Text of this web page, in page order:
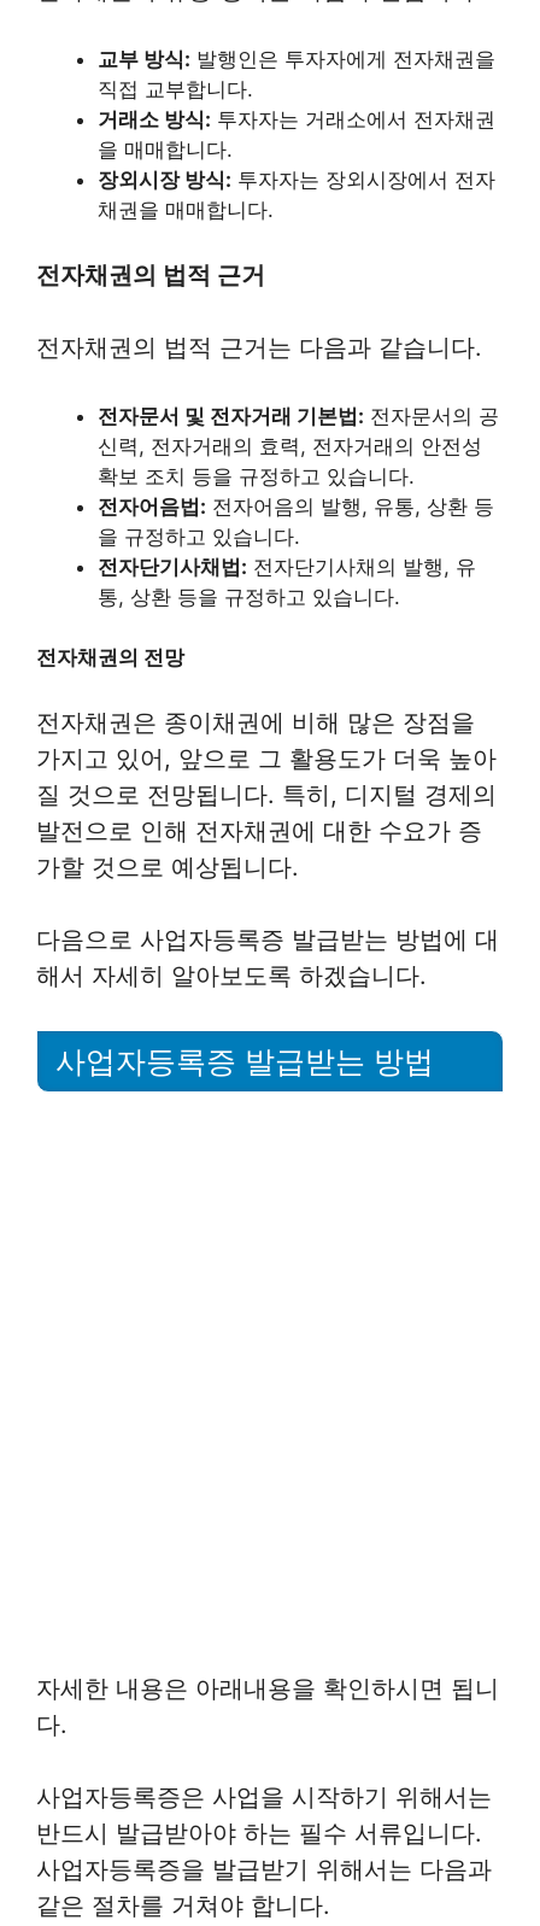
교부 방식: 발행인은 투자자에게 전자채권을
직접 교부합니다.
거래소 방식: 투자자는 거래소에서 전자채권
을 매매합니다.
장외시장 방식: 투자자는 장외시장에서 전자
채권을 매매합니다.
전자채권의 법적 근거
전자채권의 법적 근거는 다음과 같습니다.
전자문서 및 전자거래 기본법: 전자문서의 공
신력, 전자거래의 효력, 전자거래의 안전성
확보 조치 등을 규정하고 있습니다.
전자어음법: 전자어음의 발행, 유통, 상환 등
을 규정하고 있습니다.
전자단기사채법: 전자단기사채의 발행, 유
통, 상환 등을 규정하고 있습니다.
전자채권의 전망
전자채권은 종이채권에 비해 많은 장점을
가지고 있어, 앞으로 그 활용도가 더욱 높아
질 것으로 전망됩니다. 특히, 디지털 경제의
발전으로 인해 전자채권에 대한 수요가 증
가할 것으로 예상됩니다.
다음으로 사업자등록증 발급받는 방법에 대
해서 자세히 알아보도록 하겠습니다.
사업자등록증 발급받는 방법
자세한 내용은 아래내용을 확인하시면 됩니
다.
사업자등록증은 사업을 시작하기 위해서는
반드시 발급받아야 하는 필수 서류입니다.
사업자등록증을 발급받기 위해서는 다음과
같은 절차를 거쳐야 합니다.